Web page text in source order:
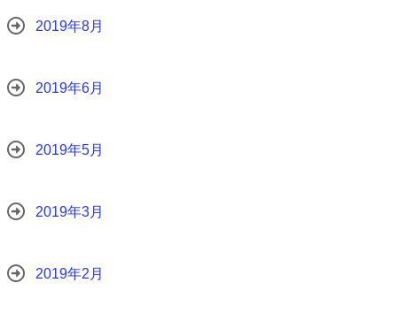
2019年8月
2019年6月
2019年5月
2019年3月
2019年2月